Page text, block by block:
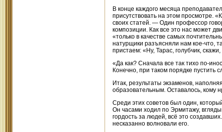
В конце каждого месяца
присутствовать на этом просмотре.
своих статей. — Один профессор
композиции. Как все это нас может
«только в качестве самых
натурщики разъясняли нам кое-что,
пристаем: «Ну, Тарас, голубчик,
«Да как? Сначала все так тихо по-
Конечно, при таком порядке
Итак, результаты экзаменов,
образовательным. Оставалось, кому
Среди этих советов был один,
Он часами ходил по Эрмитажу,
гордость за людей, всё это
несказанно волновали его.